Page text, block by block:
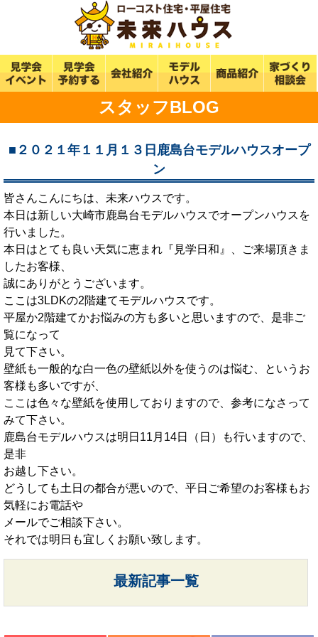
スタッフBLOG
■２０２１年１１月１３日鹿島台モデルハウスオープ
ン
皆さんこんにちは、未来ハウスです。
本日は新しい大崎市鹿島台モデルハウスでオープンハウスを
行いました。
本日はとても良い天気に恵まれ『見学日和』、ご来場頂きま
したお客様、
誠にありがとうございます。
ここは3LDKの2階建てモデルハウスです。
平屋か2階建てかお悩みの方も多いと思いますので、是非ご
覧になって
見て下さい。
壁紙も一般的な白一色の壁紙以外を使うのは悩む、というお
客様も多いですが、
ここは色々な壁紙を使用しておりますので、参考になさって
みて下さい。
鹿島台モデルハウスは明日11月14日（日）も行いますので、
是非
お越し下さい。
どうしても土日の都合が悪いので、平日ご希望のお客様もお
気軽にお電話や
メールでご相談下さい。
それでは明日も宜しくお願い致します。
最新記事一覧